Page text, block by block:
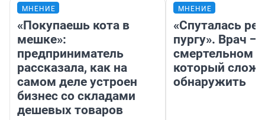
МНЕНИЕ
«Покупаешь кота в
мешке»:
предприниматель
рассказала, как на
самом деле устроен
бизнес со складами
дешевых товаров
МНЕНИЕ
«Спуталась
пургу». Врач —
смертельном
который
обнаружить